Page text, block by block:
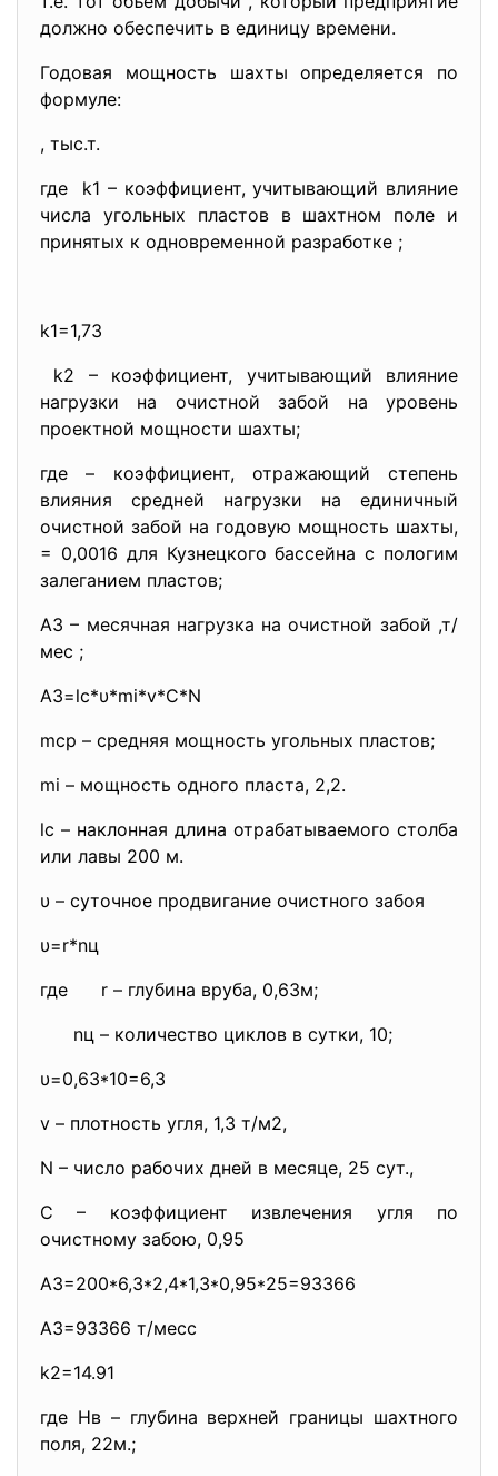
должно обеспечить в единицу времени.
Годовая мощность шахты определяется по
формуле:
, тыс.т.
где k1 – коэффициент, учитывающий влияние
числа угольных пластов в шахтном поле и
принятых к одновременной разработке ;
k1=1,73
k2 – коэффициент, учитывающий влияние
нагрузки на очистной забой на уровень
проектной мощности шахты;
где – коэффициент, отражающий степень
влияния средней нагрузки на единичный
очистной забой на годовую мощность шахты,
= 0,0016 для Кузнецкого бассейна с пологим
залеганием пластов;
А3 – месячная нагрузка на очистной забой ,т/
мес ;
A3=lc*υ*mi*v*C*N
mср – средняя мощность угольных пластов;
mi – мощность одного пласта, 2,2.
lc – наклонная длина отрабатываемого столба
или лавы 200 м.
υ – суточное продвигание очистного забоя
υ=r*nц
где r – глубина вруба, 0,63м;
nц – количество циклов в сутки, 10;
υ=0,63*10=6,3
v – плотность угля, 1,3 т/м2,
N – число рабочих дней в месяце, 25 сут.,
С – коэффициент извлечения угля по
очистному забою, 0,95
А3=200*6,3*2,4*1,3*0,95*25=93366
А3=93366 т/месс
k2=14.91
где Нв – глубина верхней границы шахтного
поля, 22м.;